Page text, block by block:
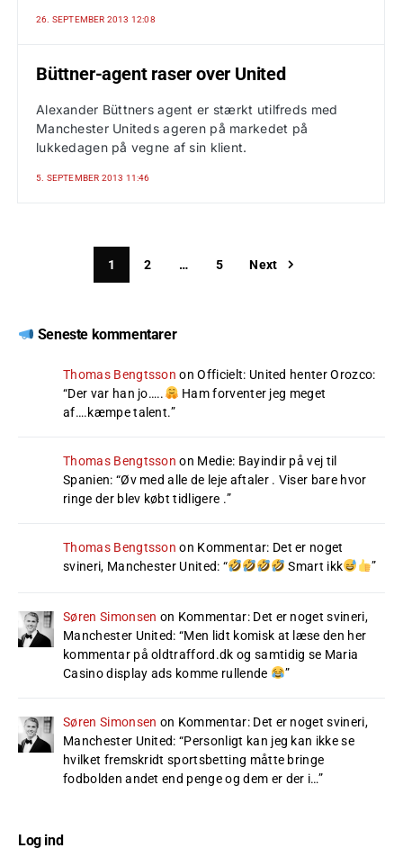
26. SEPTEMBER 2013 12:08
Büttner-agent raser over United
Alexander Büttners agent er stærkt utilfreds med
Manchester Uniteds ageren på markedet på
lukkedagen på vegne af sin klient.
5. SEPTEMBER 2013 11:46
1 2 … 5 Next
Seneste kommentarer
Thomas Bengtsson onOfficielt: United henter Orozco:
“Der var han jo…..
Ham forventer jeg meget
af….kæmpe talent.”
Thomas Bengtsson on Medie: Bayindir på vej til
Spanien: “Øv med alle de leje aftaler . Viser bare hvor
ringe der blev købt tidligere .”
Thomas Bengtsson on Kommentar: Det er noget
svineri, Manchester United: “ Smart ikk ”
Søren Simonsen on Kommentar: Det er noget svineri,
Manchester United: “Men lidt komisk at læse den her
kommentar på oldtrafford.dk og samtidig se Maria
Casino display ads komme rullende
”
Søren Simonsen on Kommentar: Det er noget svineri,
Manchester United: “Personligt kan jeg kan ikke se
hvilket fremskridt sportsbetting måtte bringe
fodbolden andet end penge og dem er der i…”
Log ind